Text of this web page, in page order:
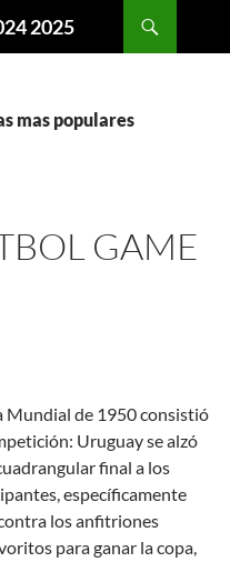
2025
mas populares
GAME
Mundial de 1950 consistió
Uruguay se alzó
final a los
específicamente
los anfitriones
para ganar la copa,